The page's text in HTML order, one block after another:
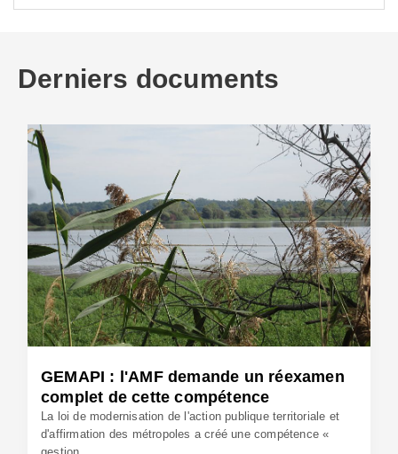
Derniers documents
GEMAPI : l'AMF demande un réexamen
complet de cette compétence
La loi de modernisation de l'action publique territoriale et
d'affirmation des métropoles a créé une compétence «